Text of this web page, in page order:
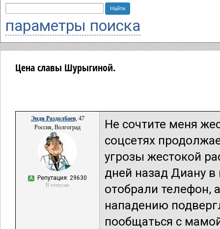
параметры поиска
Цена славы Шурыгиной.
Энди Раздолбаев, 47
Россия, Волгоград
А Репутация: 29630
В отпуске
Не сочтите меня
соцсетях
угрозы жестокой
дней назад Диану
отобрали телефон,
нападению
пообщаться с